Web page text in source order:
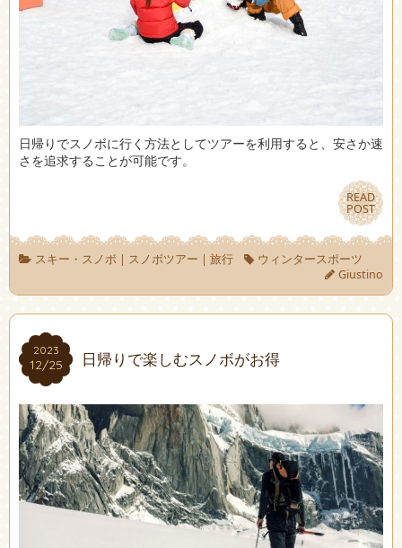
日帰りでスノボに行く方法としてツアーを利用すると、安さか速
さを追求することが可能です。
READ
POST
READ
POST
スキー・スノボ | スノボツアー | 旅行
ウィンタースポーツ
Giustino
2023
12/25
2023
12/25 日帰りで楽しむスノボがお得